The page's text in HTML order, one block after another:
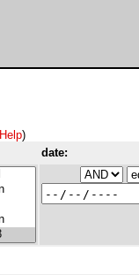
Help)
date: